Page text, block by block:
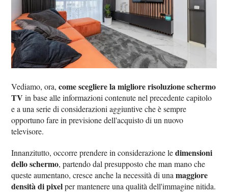
Vediamo, ora,come scegliere la migliore risoluzione schermo
TV in base alle informazioni contenute nel precedente capitolo
e a una serie di considerazioni aggiuntive che è sempre
opportuno fare in previsione dell'acquisto di un nuovo
televisore.
Innanzitutto, occorre prendere in considerazione ledimensioni
dello schermo, partendo dal presupposto che man mano che
queste aumentano, cresce anche la necessità di unamaggiore
densità di pixelper mantenere una qualità dell'immagine nitida.